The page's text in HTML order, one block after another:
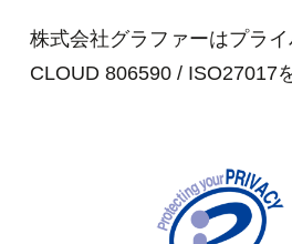
株式会社グラファーはプラ
CLOUD 806590 / ISO27017